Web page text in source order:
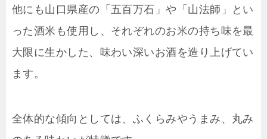
他にも山口県産の「五百万石」や「山法師」とい
った酒米も使用し、それぞれのお米の持ち味を最
大限に生かした、味わい深いお酒を造り上げてい
ます。
全体的な傾向としては、ふくらみやうまみ、丸み